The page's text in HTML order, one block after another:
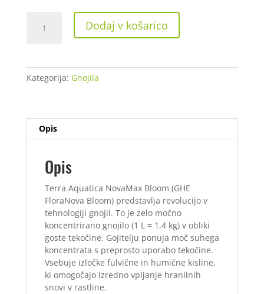
FloraNova
T.A.
NovaMax
L
količina
Dodaj v košarico
Kategorija: Gnojila
Opis
Opis
Terra Aquatica NovaMax Bloom (GHE
FloraNova Bloom) predstavlja revolucijo v
tehnologiji gnojil. To je zelo močno
koncentrirano gnojilo (1 L = 1,4 kg) v obliki
goste tekočine. Gojitelju ponuja moč suhega
koncentrata s preprosto uporabo tekočine.
Vsebuje izločke fulvične in humične kisline,
ki omogočajo izredno vpijanje hranilnih
snovi v rastline.